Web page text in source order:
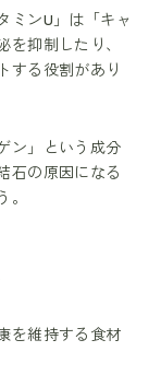
ミンU」は「キャ
抑制したり、
する役割があり
ン」という成分
石の原因になる
を維持する食材